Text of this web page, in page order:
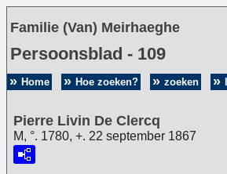
Familie (Van) Meirhaeghe
Persoonsblad - 109
Home Hoe zoeken? zoeken
Pierre Livin De Clercq
M, °. 1780, +. 22 september 1867